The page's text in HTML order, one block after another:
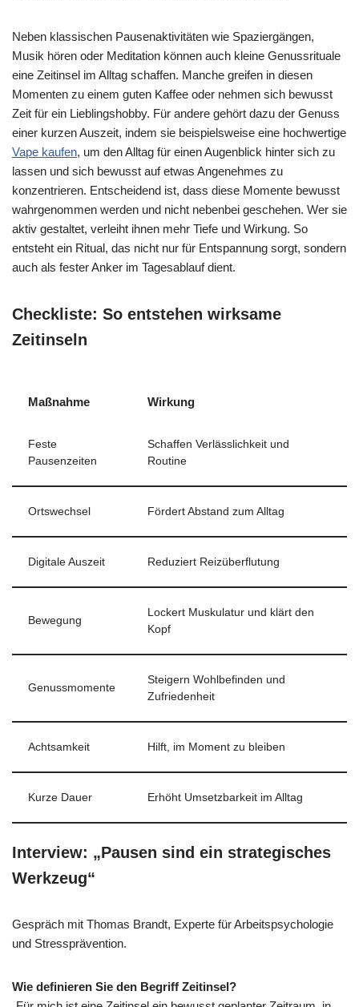
Neben klassischen Pausenaktivitäten wie Spaziergängen,
Musik hören oder Meditation können auch kleine Genussrituale
eine Zeitinsel im Alltag schaffen. Manche greifen in diesen
Momenten zu einem guten Kaffee oder nehmen sich bewusst
Zeit für ein Lieblingshobby. Für andere gehört dazu der Genuss
einer kurzen Auszeit, indem sie beispielsweise eine hochwertige
Vape kaufen, um den Alltag für einen Augenblick hinter sich zu
lassen und sich bewusst auf etwas Angenehmes zu
konzentrieren. Entscheidend ist, dass diese Momente bewusst
wahrgenommen werden und nicht nebenbei geschehen. Wer sie
aktiv gestaltet, verleiht ihnen mehr Tiefe und Wirkung. So
entsteht ein Ritual, das nicht nur für Entspannung sorgt, sondern
auch als fester Anker im Tagesablauf dient.
Checkliste: So entstehen wirksame
Zeitinseln
Maßnahme Wirkung
Feste
Pausenzeiten
Schaffen Verlässlichkeit und
Routine
Ortswechsel Fördert Abstand zum Alltag
Digitale Auszeit Reduziert Reizüberflutung
Bewegung
Lockert Muskulatur und klärt den
Kopf
Genussmomente
Steigern Wohlbefinden und
Zufriedenheit
Achtsamkeit Hilft, im Moment zu bleiben
Kurze Dauer Erhöht Umsetzbarkeit im Alltag
Interview: „Pausen sind ein strategisches
Werkzeug“
Gespräch mit Thomas Brandt, Experte für Arbeitspsychologie
und Stressprävention.
Wie definieren Sie den Begriff Zeitinsel?